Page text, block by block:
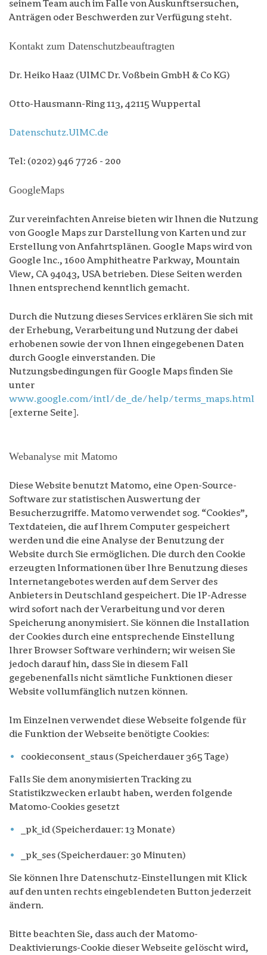
seinem Team auch im Falle von Auskunftsersuchen,
Anträgen oder Beschwerden zur Verfügung steht.
Kontakt zum Datenschutzbeauftragten
Dr. Heiko Haaz (UIMC Dr. Voßbein GmbH & Co KG)
Otto-Hausmann-Ring 113, 42115 Wuppertal
Datenschutz.UIMC.de
Tel: (0202) 946 7726 - 200
GoogleMaps
Zur vereinfachten Anreise bieten wir Ihnen die Nutzung
von Google Maps zur Darstellung von Karten und zur
Erstellung von Anfahrtsplänen. Google Maps wird von
Google Inc., 1600 Amphitheatre Parkway, Mountain
View, CA 94043, USA betrieben. Diese Seiten werden
Ihnen entsprechend kenntlich gemacht.
Durch die Nutzung dieses Services erklären Sie sich mit
der Erhebung, Verarbeitung und Nutzung der dabei
erhobenen sowie der von Ihnen eingegebenen Daten
durch Google einverstanden. Die
Nutzungsbedingungen für Google Maps finden Sie
unter
www.google.com/intl/de_de/help/terms_maps.html
[externe Seite].
Webanalyse mit Matomo
Diese Website benutzt Matomo, eine Open-Source-
Software zur statistischen Auswertung der
Besucherzugriffe. Matomo verwendet sog. “Cookies”,
Textdateien, die auf Ihrem Computer gespeichert
werden und die eine Analyse der Benutzung der
Website durch Sie ermöglichen. Die durch den Cookie
erzeugten Informationen über Ihre Benutzung dieses
Internetangebotes werden auf dem Server des
Anbieters in Deutschland gespeichert. Die IP-Adresse
wird sofort nach der Verarbeitung und vor deren
Speicherung anonymisiert. Sie können die Installation
der Cookies durch eine entsprechende Einstellung
Ihrer Browser Software verhindern; wir weisen Sie
jedoch darauf hin, dass Sie in diesem Fall
gegebenenfalls nicht sämtliche Funktionen dieser
Website vollumfänglich nutzen können.
Im Einzelnen verwendet diese Webseite folgende für
die Funktion der Webseite benötigte Cookies:
cookieconsent_staus (Speicherdauer 365 Tage)
Falls Sie dem anonymisierten Tracking zu
Statistikzwecken erlaubt haben, werden folgende
Matomo-Cookies gesetzt
_pk_id (Speicherdauer: 13 Monate)
_pk_ses (Speicherdauer: 30 Minuten)
Sie können Ihre Datenschutz-Einstellungen mit Klick
auf den unten rechts eingeblendeten Button jederzeit
ändern.
Bitte beachten Sie, dass auch der Matomo-
Deaktivierungs-Cookie dieser Webseite gelöscht wird,